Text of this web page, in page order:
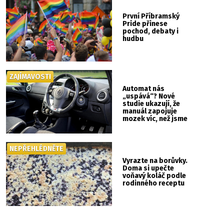
První Příbramský
Pride přinese
pochod, debaty i
hudbu
Automat nás
„uspává“? Nové
studie ukazují, že
manuál zapojuje
mozek víc, než jsme
ZAJÍMAVOSTI
Vyrazte na borůvky.
Doma si upečte
voňavý koláč podle
rodinného receptu
NEPŘEHLÉDNĚTE